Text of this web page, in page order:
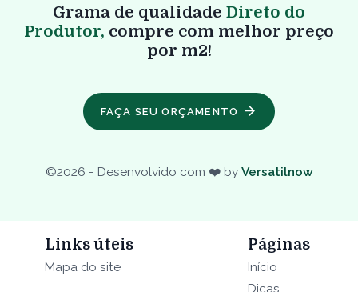
Grama de qualidade Direto do
Produtor, compre com melhor preço
por m2!
FAÇA SEU ORÇAMENTO
©2026 - Desenvolvido com ❤️ by Versatilnow
Links úteis
Mapa do site
Páginas
Início
Dicas